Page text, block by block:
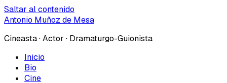
Saltar al contenido
Antonio Muñoz de Mesa
Cineasta · Actor · Dramaturgo-Guionista
Inicio
Bio
Cine